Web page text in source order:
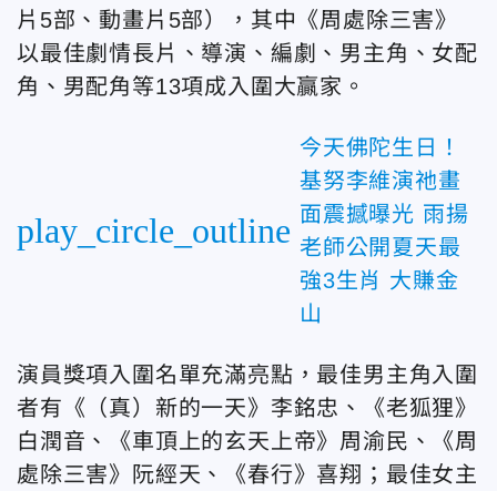
片5部、動畫片5部），其中《周處除三害》
以最佳劇情長片、導演、編劇、男主角、女配
角、男配角等13項成入圍大贏家。
play_circle_outline
今天佛陀生日！
基努李維演祂畫
面震撼曝光 雨揚
老師公開夏天最
強3生肖 大賺金
山
演員獎項入圍名單充滿亮點，最佳男主角入圍
者有《（真）新的一天》李銘忠、《老狐狸》
白潤音、《車頂上的玄天上帝》周渝民、《周
處除三害》阮經天、《春行》喜翔；最佳女主